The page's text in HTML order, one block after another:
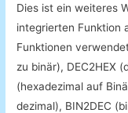
Dies ist ein weiteres
integrierten Funktion
Funktionen
zu binär), DEC2HEX (
(hexadezimal auf
dezimal), BIN2DEC (